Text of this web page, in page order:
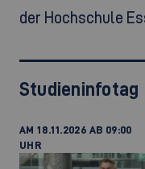
der Hochschule
Studieninfotag
AM 18.11.2026 AB 09:00
UHR